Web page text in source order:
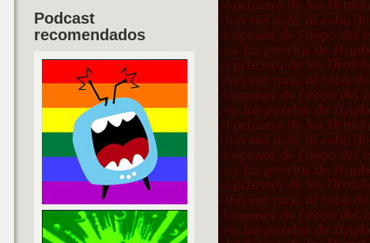
Podcast
recomendados